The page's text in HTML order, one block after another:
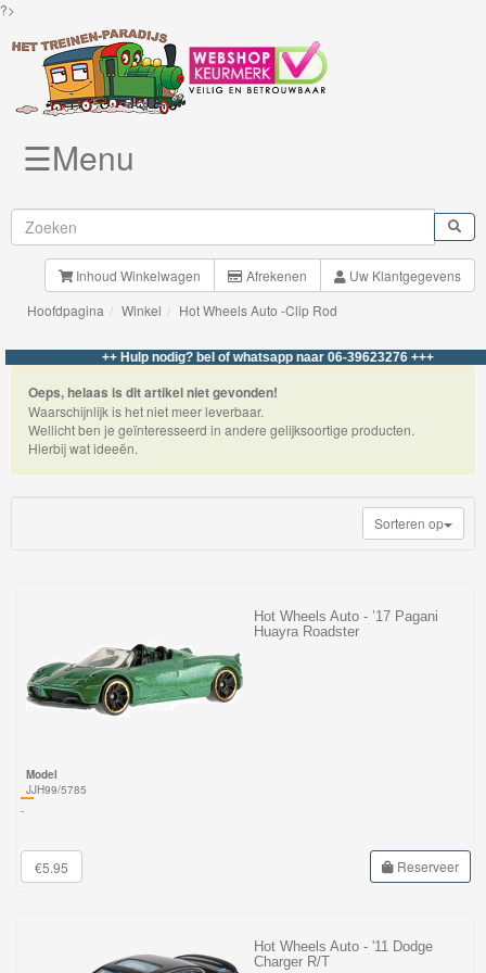
?>
Brio
Treinen
BigJigs
Rails
&
Road
Märklin
Up
Treinen
Trackmaster
Thomas
☰Menu
Inhoud Winkelwagen Afrekenen
Uw Klantgegevens
Hoofdpagina
Winkel Hot Wheels Auto -Clip Rod
++ Hulp nodig? bel of whatsapp naar 06-39623276 +++
Oeps, helaas is dit artikel niet gevonden!
Waarschijnlijk is het niet meer leverbaar.
Wellicht ben je geïnteresseerd in andere gelijksoortige producten.
Hierbij wat ideeën.
Sorteren op
Hot Wheels Auto - ’17 Pagani
Huayra Roadster
Model
JJH99/5785
-
€5.95 Reserveer
Hot Wheels Auto - '11 Dodge
Charger R/T